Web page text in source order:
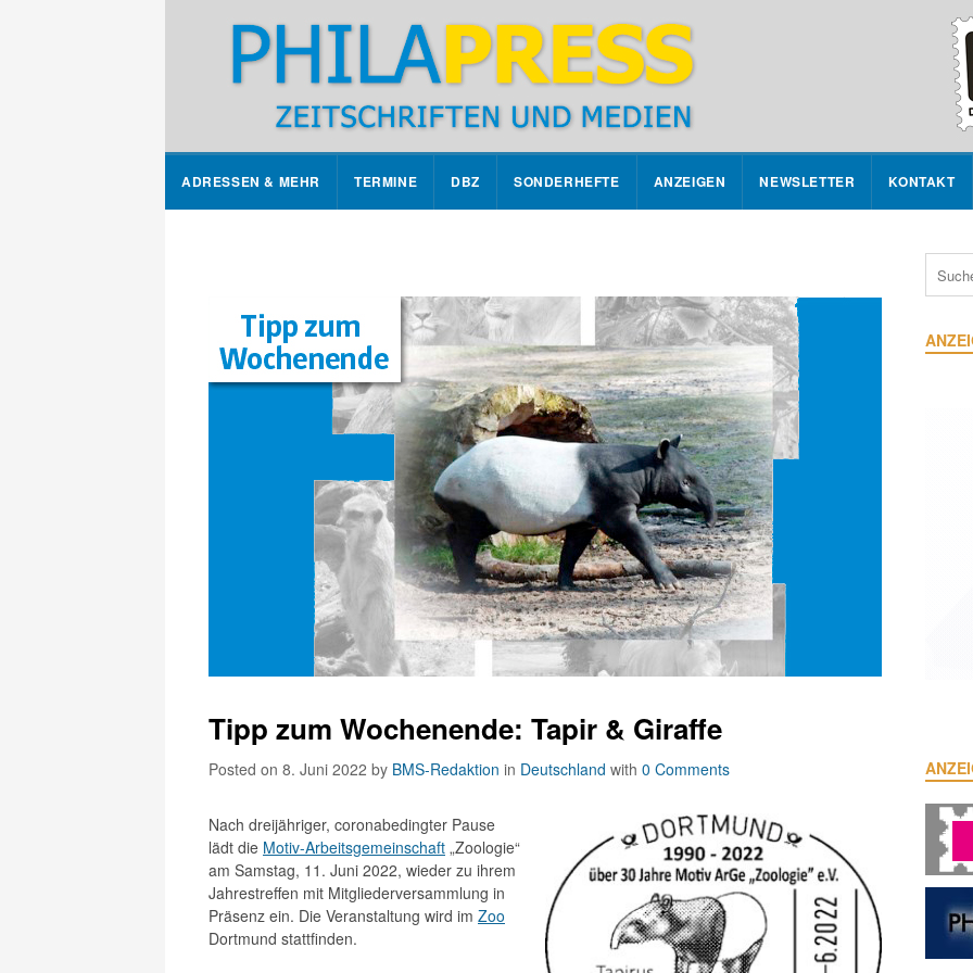
ADRESSEN & MEHR TERMINE DBZ SONDERHEFTE ANZEIGEN NEWSLETTER KONTAKT
Tipp zum Wochenende: Tapir & Giraffe
Posted on 8. Juni 2022 by BMS-Redaktion in Deutschland with 0 Comments
Nach dreijähriger, coronabedingter Pause
lädt die Motiv-Arbeitsgemeinschaft „Zoologie“
am Samstag, 11. Juni 2022, wieder zu ihrem
Jahrestreffen mit Mitgliederversammlung in
Präsenz ein. Die Veranstaltung wird im Zoo
Dortmund stattfinden.